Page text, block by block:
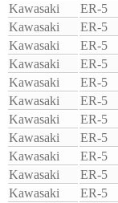
Kawasaki
ER-5
Kawasaki
ER-5
Kawasaki
ER-5
Kawasaki
ER-5
Kawasaki
ER-5
Kawasaki
ER-5
Kawasaki
ER-5
Kawasaki
ER-5
Kawasaki
ER-5
Kawasaki
ER-5
Kawasaki
ER-5